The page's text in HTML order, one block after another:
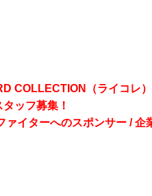
COLLECTION（ライコレ）
ッフ募集！
イターへのスポンサー / 企